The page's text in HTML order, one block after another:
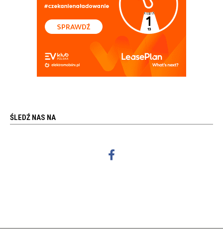
ŚLEDŹ NAS NA